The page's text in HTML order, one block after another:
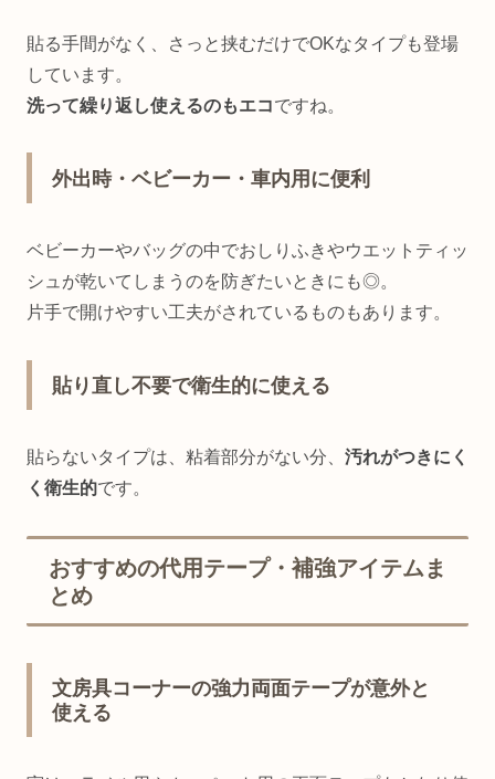
貼る手間がなく、さっと挟むだけでOKなタイプも登場
しています。
洗って繰り返し使えるのもエコですね。
外出時・ベビーカー・車内用に便利
ベビーカーやバッグの中でおしりふきやウエットティッ
シュが乾いてしまうのを防ぎたいときにも◎。
片手で開けやすい工夫がされているものもあります。
貼り直し不要で衛生的に使える
貼らないタイプは、粘着部分がない分、 汚れがつきにく
く衛生的です。
おすすめの代用テープ・補強アイテムま
とめ
文房具コーナーの強力両面テープが意外と
使える